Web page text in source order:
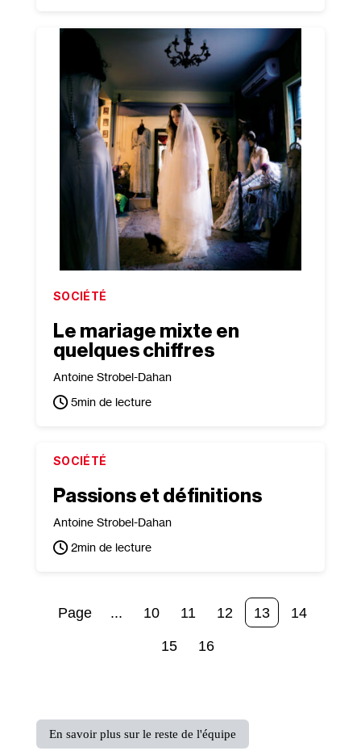
SOCIÉTÉ
Le mariage mixte en
quelques chiffres
Antoine Strobel-Dahan
5min de lecture
SOCIÉTÉ
Passions et définitions
Antoine Strobel-Dahan
2min de lecture
... 10 11 12 13 14
15 16
En savoir plus sur le reste de l'équipe